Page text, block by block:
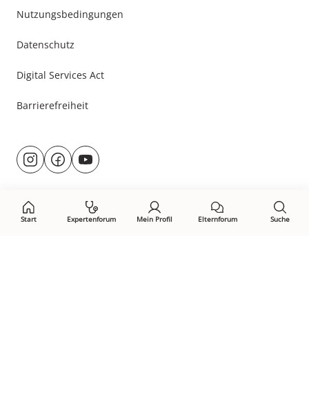
Start Expertenforum Mein Profil Elternforum Suche
Nutzungsbedingungen
Datenschutz
Digital Services Act
Barrierefreiheit
Besuche
uns@rund.ums.baby
facebook.com/rundumsbaby.de
youtube.com/@rundumsbaby_